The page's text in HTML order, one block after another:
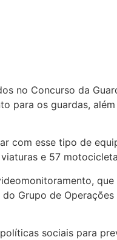
no Concurso da
para os guardas,
com esse tipo de
e 57
Grupo de Operações
sociais para